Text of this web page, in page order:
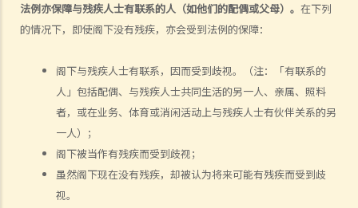
法例亦保障与残疾人士有联系的人（如他们的配偶或父母）。 在下列
的情况下，即使阁下没有残疾，亦会受到法例的保障：
阁下与残疾人士有联系，因而受到歧视。（注：「有联系的
人」包括配偶、与残疾人士共同生活的另一人、亲属、照料
者，或在业务、体育或消闲活动上与残疾人士有伙伴关系的另
一人）；
阁下被当作有残疾而受到歧视；
虽然阁下现在没有残疾，却被认为将来可能有残疾而受到歧
视。
6. 当我在求职时，雇主可否要求我提供属医务性质的资料（例如我的病
历纪录）？
肢体伤残人士
7. 若一名肢体伤残人士在某些特别的设施协助下，才可应付某项工作，
雇主是否需要在工作地方内作出相应的调整 / 改动？雇主可否拒绝聘请
（或解雇）该人？
8. 因受肢体伤残影响，我乘的士时经常遇到困难，的士司机应否提供协
助？如司机拒绝接载我，将会怎样？
9. 我是轮椅使用者，我是否与其他人一样享有平等机会进入及使用公共